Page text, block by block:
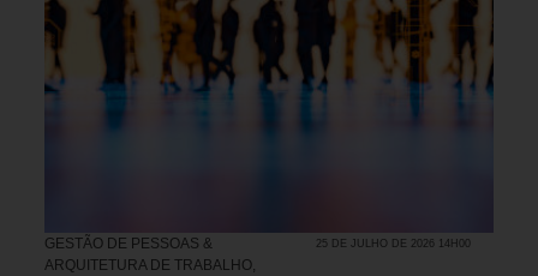
GESTÃO DE PESSOAS &
ARQUITETURA DE TRABALHO,
25 DE JULHO DE 2026 14H00